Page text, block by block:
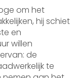
om het
hij schiet
en
willen
de
te